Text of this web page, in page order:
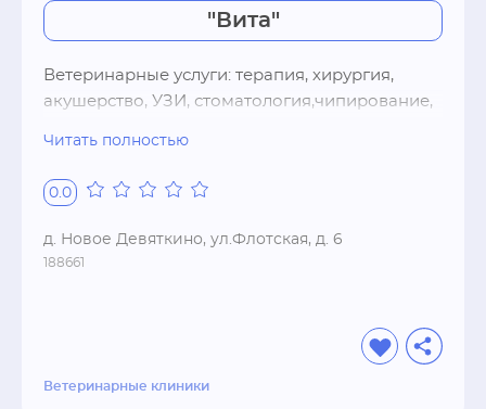
"Вита"
Ветеринарные услуги: терапия, хирургия,
акушерство, УЗИ, стоматология,чипирование,
Читать полностью
0.0
д. Новое Девяткино, ул.Флотская, д. 6
188661
Ветеринарные клиники